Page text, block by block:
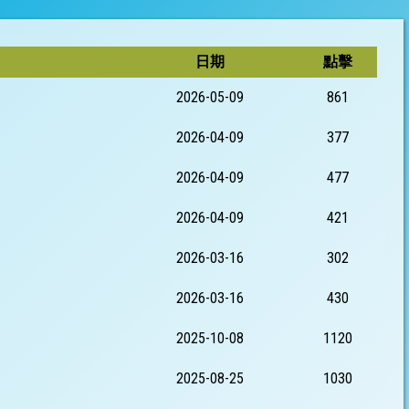
日期 點擊
2026-05-09 861
2026-04-09 377
2026-04-09 477
2026-04-09 421
2026-03-16 302
2026-03-16 430
2025-10-08 1120
2025-08-25 1030